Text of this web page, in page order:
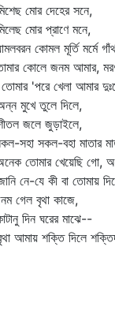
দেহের সনে,
প্রাণে মনে,
কোমল মূর্তি মর্মে
কোলে জনম আমার, মরণ
খেলা আমার দুঃখে
তুলে দিলে,
জুড়াইলে,
সকল-বহা মাতার
খেয়েছি গো,
কী বা তোমায়
বৃথা কাজে,
ঘরের মাঝে--
শক্তি দিলে